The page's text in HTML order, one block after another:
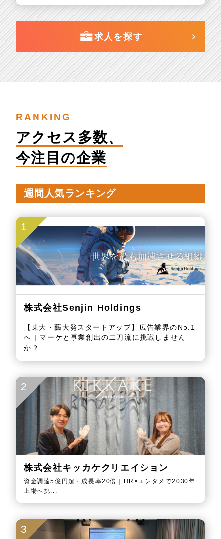
求人を探す
RANKING
アクセス多数、
今注目の企業
週間人気ランキング
1
株式会社Senjin Holdings
【東大・藝大発スタートアップ】広告業界のNo.1
へ | マーケと事業創出の二刀流に挑戦しません
か？
2
株式会社キッカケクリエイション
資金調達5億円超・成長率20倍｜HR×エンタメで2030年
上場へ挑...
3